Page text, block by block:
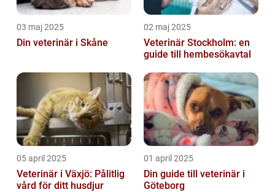
03 maj 2025
Din veterinär i Skåne
02 maj 2025
Veterinär Stockholm: en
guide till hembesökavtal
05 april 2025
Veterinär i Växjö: Pålitlig
vård för ditt husdjur
01 april 2025
Din guide till veterinär i
Göteborg